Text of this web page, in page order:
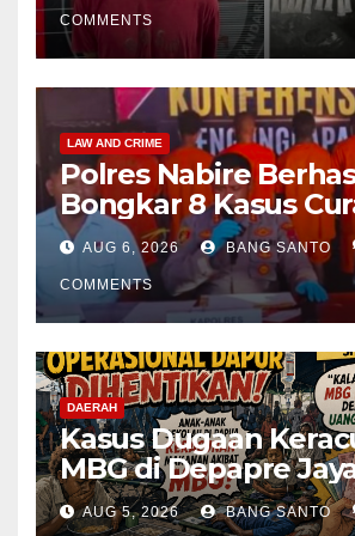
COMMENTS
LAW AND CRIME
Polres Nabire
Bongkar 8 Kasus
Pelaku Ditangkap,
Kembali Diamankan
AUG 6, 2026 BANG SANTO
COMMENTS
DAERAH
Kasus Dugaan
MBG di Depapre
Aktivis Papua Minta
Operasional Dapur
AUG 5, 2026 BANG SANTO